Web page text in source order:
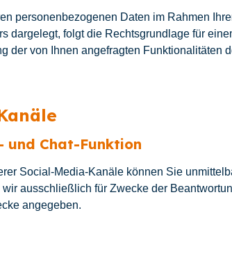
personenbezogenen Daten im Rahmen
dargelegt, folgt die Rechtsgrundlage für
der von Ihnen angefragten Funktionalitäten
und Chat-Funktion
Social-Media-Kanäle können Sie
ausschließlich für Zwecke der
angegeben.